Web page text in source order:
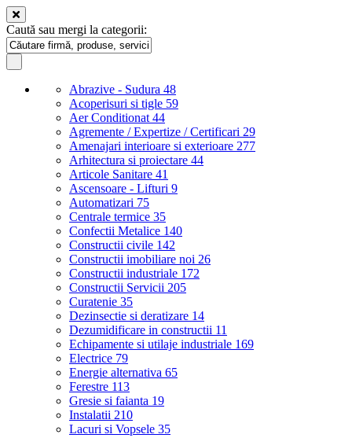
Caută sau mergi la categorii:
Abrazive - Sudura 48
Acoperisuri si tigle 59
Aer Conditionat 44
Agremente / Expertize / Certificari 29
Amenajari interioare si exterioare 277
Arhitectura si proiectare 44
Articole Sanitare 41
Ascensoare - Lifturi 9
Automatizari 75
Centrale termice 35
Confectii Metalice 140
Constructii civile 142
Constructii imobiliare noi 26
Constructii industriale 172
Constructii Servicii 205
Curatenie 35
Dezinsectie si deratizare 14
Dezumidificare in constructii 11
Echipamente si utilaje industriale 169
Electrice 79
Energie alternativa 65
Ferestre 113
Gresie si faianta 19
Instalatii 210
Lacuri si Vopsele 35